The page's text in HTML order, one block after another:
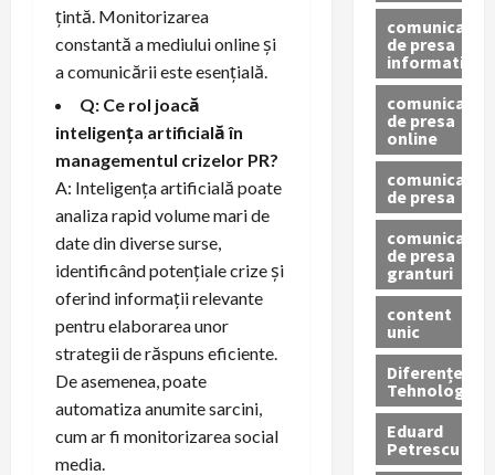
țintă. Monitorizarea
constantă a mediului online și
a comunicării este esențială.
Q: Ce rol joacă
inteligența artificială în
managementul crizelor PR?
A: Inteligența artificială poate
analiza rapid volume mari de
date din diverse surse,
identificând potențiale crize și
oferind informații relevante
pentru elaborarea unor
strategii de răspuns eficiente.
De asemenea, poate
automatiza anumite sarcini,
cum ar fi monitorizarea social
media.
comunicat
de presa
informativ
comunicat
de presa
online
comunicate
de presa
comunicate
de presa
granturi
content
unic
Diferențe
Tehnologice
Eduard
Petrescu